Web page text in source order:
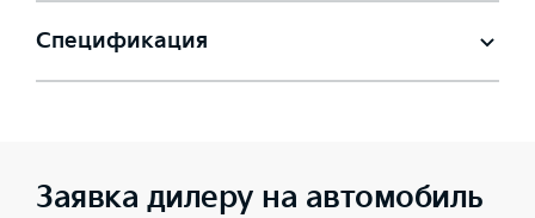
Спецификация
Заявка дилеру на автомобиль